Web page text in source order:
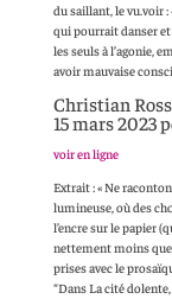
du saillant, le vu.voir :
qui pourrait danser
les seuls à l’agonie,
avoir mauvaise
Christian
15 mars 2023
voir en ligne
Extrait : « Ne
lumineuse, où des
l’encre sur le papier
nettement moins que
prises avec le
“Dans La cité dolente,